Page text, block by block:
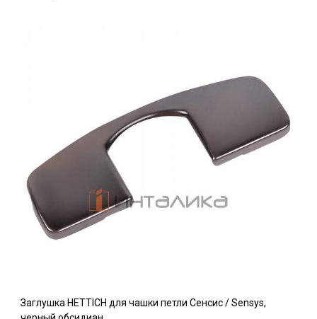
Заглушка HETTICH для чашки петли Сенсис / Sensys,